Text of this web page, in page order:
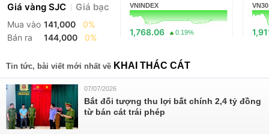
Giá vàng SJC Giá bạc
Mua vào 141,000
0%
Bán ra
144,000 0%
VNINDEX
1,768.06 0.19%
VN30
Tin tức, bài viết mới nhất về KHAI THÁC CÁT
07/07/2026
Bắt đối tượng thu lợi bất chính 2,4 tỷ đồng
từ bán cát trái phép